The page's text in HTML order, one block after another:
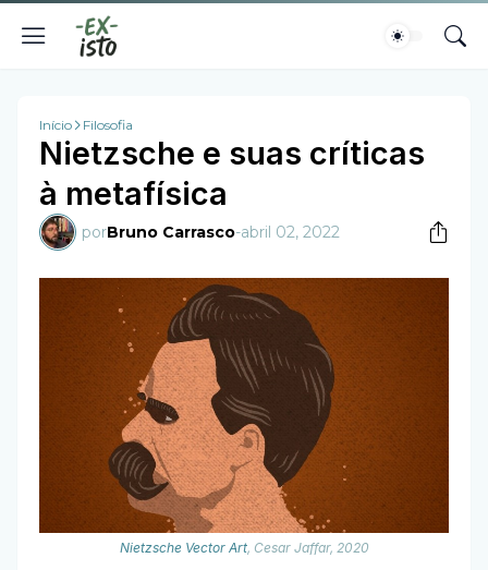
Início Filosofia
Nietzsche e suas críticas
à metafísica
porBruno Carrasco-abril 02, 2022
Nietzsche Vector Art, Cesar Jaffar, 2020